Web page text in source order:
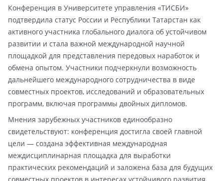
Конференция в Университете управления «ТИСБИ»
подтвердила статус России и Республики Татарстан как
активного участника глобального диалога об устойчивом
развитии и стала важной международной научной
площадкой для представления передовых наработок и
обмена опытом. Участники подчеркнули возможность
дальнейшего международного сотрудничества в виде
совместных проектов, исследований и образовательных
программ, включая программы двойных дипломов.
Мнения зарубежных участников единообразно
свидетельствуют: конференция достигла своей главной
цели — создана эффективная международная
междисциплинарная площадка для выработки
практических рекомендаций и заложена база для будущих